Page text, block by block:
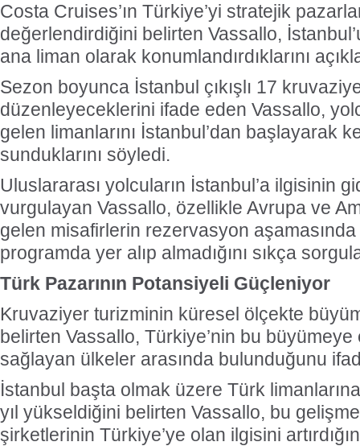
Costa Cruises’ın Türkiye’yi stratejik
değerlendirdiğini belirten Vassallo,
ana liman olarak konumlandırdıklarını
Sezon boyunca İstanbul çıkışlı 17
düzenleyeceklerini ifade eden Vassallo,
gelen limanlarını İstanbul’dan başlayarak
sunduklarını söyledi.
Uluslararası yolcuların İstanbul’a ilgisinin
vurgulayan Vassallo, özellikle Avrupa ve
gelen misafirlerin rezervasyon aşamasında
programda yer alıp almadığını sıkça
Türk Pazarının Potansiyeli Güçleniyor
Kruvaziyer turizminin küresel ölçekte
belirten Vassallo, Türkiye’nin bu büyümeye
sağlayan ülkeler arasında bulunduğunu
İstanbul başta olmak üzere Türk
yıl yükseldiğini belirten Vassallo, bu
şirketlerinin Türkiye’ye olan ilgisini